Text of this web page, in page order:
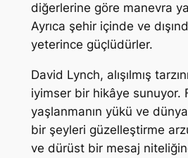
diğerlerine göre manevra
Ayrıca şehir içinde ve
yeterince güçlüdürler.
David Lynch, alışılmış
iyimser bir hikâye sunuyor.
yaşlanmanın yükü ve
bir şeyleri güzelleştirme
ve dürüst bir mesaj